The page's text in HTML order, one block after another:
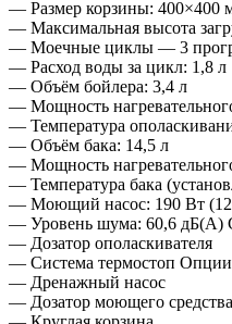
— Размер корзины: 400×400
— Максимальная высота
— Моечные циклы — 3
— Расход воды за цикл: 1,8 л
— Объём бойлера: 3,4 л
— Мощность
— Температура
— Объём бака: 14,5 л
— Мощность
— Температура бака
— Моющий насос: 190 Вт
— Уровень шума: 60,6 дБ(A)
— Дозатор ополаскивателя
— Система термостоп Опции
— Дренажный насос
— Дозатор моющего средства